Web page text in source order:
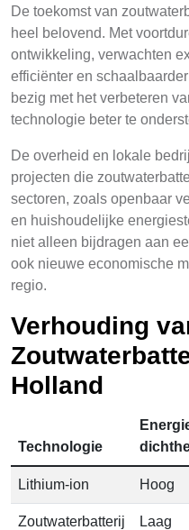
De toekomst van
heel belovend. Met
ontwikkeling, verwachten
efficiënter en
bezig met het verbeteren
technologie beter te
De overheid en lokale
projecten die
sectoren, zoals openbaar
en huishoudelijke
niet alleen bijdragen aan
ook nieuwe economische
regio.
Verhouding
Holland
Technologie
Lithium-ion Hoog
Zoutwaterbatterij Laag